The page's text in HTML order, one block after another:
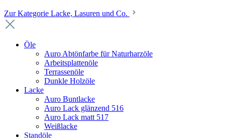
Zur Kategorie Lacke, Lasuren und Co.
Öle
Auro Abtönfarbe für Naturharzöle
Arbeitsplattenöle
Terrassenöle
Dunkle Holzöle
Lacke
Auro Buntlacke
Auro Lack glänzend 516
Auro Lack matt 517
Weißlacke
Standöle